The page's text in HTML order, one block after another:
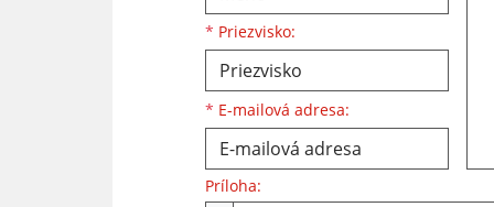
* Priezvisko:
* E-mailová adresa:
Príloha: